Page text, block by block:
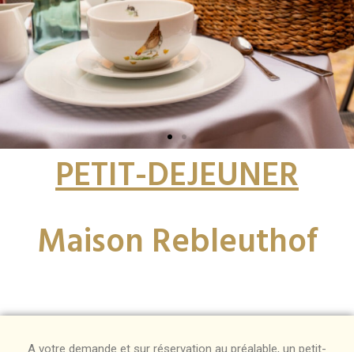
PETIT-DEJEUNER
Maison Rebleuthof
A votre demande et sur réservation au préalable, un petit-